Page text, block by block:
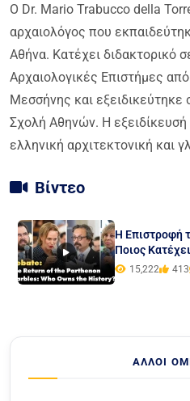
Ο Dr. Mario Trabucco della
αρχαιολόγος που
Αθήνα. Κατέχει διδακτορικό
Αρχαιολογικές Επιστήμες
Μεσσήνης και εξειδικεύτηκε
Σχολή Αθηνών. Η εξειδίκευσή
ελληνική αρχιτεκτονική και
Βίντεο
Η Επιστροφή
Ποιος
15,222 413
ΆΛΛΟΙ